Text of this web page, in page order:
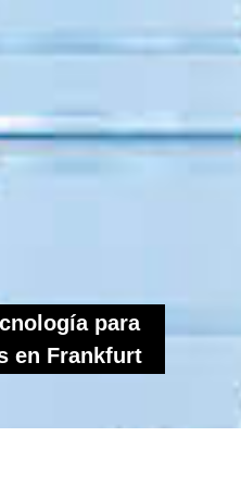
para
en Frankfurt